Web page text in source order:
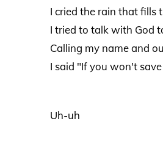
I cried the rain that fills
I tried to talk with God
Calling my name and
I said "If you won't
Uh-uh